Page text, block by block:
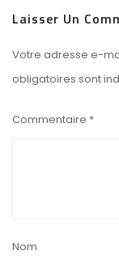
Laisser Un
Votre adresse e-
obligatoires sont
Commentaire *
Nom